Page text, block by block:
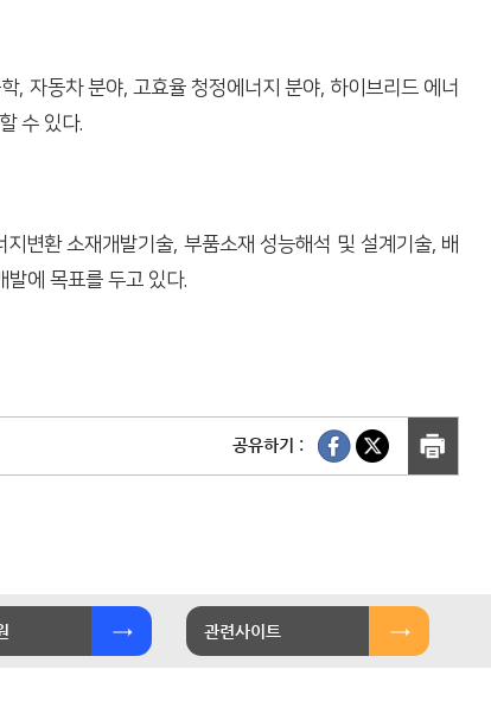
, 자동차 분야, 고효율 청정에너지 분야, 하이브리드 에너
수 있다.
변환 소재개발기술, 부품소재 성능해석 및 설계기술, 배
발에 목표를 두고 있다.
공유하기 :
관련사이트